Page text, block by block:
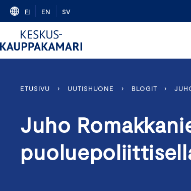
Skip
content
FI EN SV
ETUSIVU › UUTISHUONE › BLOGIT ›
Juho